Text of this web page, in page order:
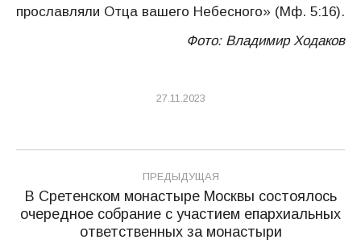
прославляли Отца вашего Небесного» (Мф. 5:16).
Фото: Владимир Ходаков
27.11.2023
Навигация
по
записям
ПРЕДЫДУЩАЯ
Предыдущая
запись:
В Сретенском монастыре Москвы состоялось
очередное собрание с участием епархиальных
ответственных за монастыри